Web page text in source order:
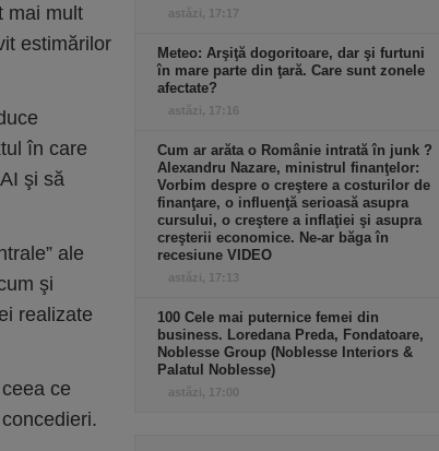
mai mult
estimărilor
în care
şi să
ale
şi
realizate
ce
astăzi, 17:17
Meteo: Arşiţă dogoritoare, dar şi furtuni
în mare parte din ţară. Care sunt zonele
afectate?
astăzi, 17:16
Cum ar arăta o Românie intrată în junk ?
Alexandru Nazare, ministrul finanţelor:
Vorbim despre o creştere a costurilor de
finanţare, o influenţă serioasă asupra
cursului, o creştere a inflaţiei şi asupra
creşterii economice. Ne-ar băga în
recesiune VIDEO
astăzi, 17:13
100 Cele mai puternice femei din
business. Loredana Preda, Fondatoare,
Noblesse Group (Noblesse Interiors &
Palatul Noblesse)
astăzi, 17:00